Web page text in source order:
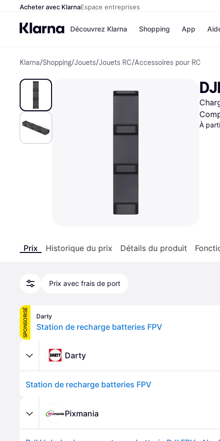
Acheter avec KlarnaEspace entreprises
Découvrez Klarna
Options de
Payer maintenant
Paiement en 3 fois
Paiement à 30 jours
Klarna sur Apple Pay
Shopping
Magasins
Airbnb
Temu
JD
App
Klarna/Shopping/Jouets/Jouets RC/Accessoires pour RC
À
Prix Historique du prix Détails du produit
Prix avec frais de port
SPONSORISÉ Darty
Station de recharge batteries FPV
Darty
Station de recharge batteries FPV
Pixmania